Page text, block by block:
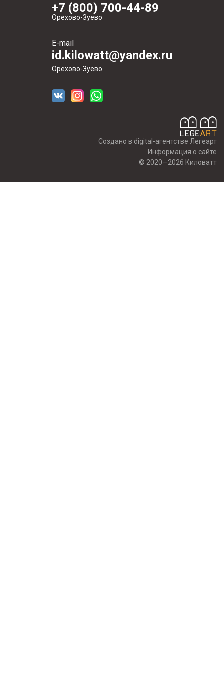
+7 (800) 700-44-89
Орехово-Зуево
E-mail
id.kilowatt@yandex.ru
Орехово-Зуево
© 2020—2026 Киловатт
Создано в digital-агентстве Легеарт
Информация о сайте